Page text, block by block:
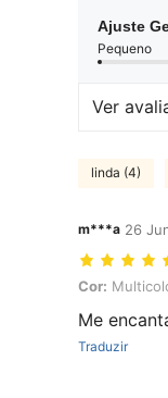
Ajuste
Pequeno
Ver
linda (4)
m***a 26
Cor:
Cor:
Me
Traduzir